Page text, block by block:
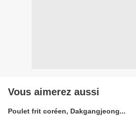
Vous aimerez aussi
Poulet frit coréen, Dakgangjeong...